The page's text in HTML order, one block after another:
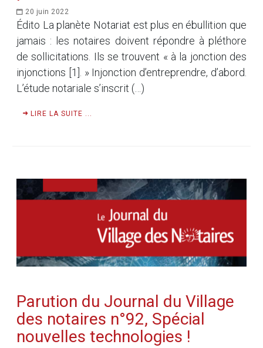
20 juin 2022
Édito La planète Notariat est plus en ébullition que
jamais : les notaires doivent répondre à pléthore
de sollicitations. Ils se trouvent « à la jonction des
injonctions [1]. » Injonction d’entreprendre, d’abord.
L’étude notariale s’inscrit (…)
LIRE LA SUITE ...
Parution du Journal du Village
des notaires n°92, Spécial
nouvelles technologies !